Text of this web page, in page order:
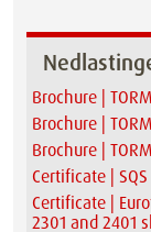
Brochure |
Brochure |
Brochure |
Certificate | SQS
Certificate |
2301 and 2401